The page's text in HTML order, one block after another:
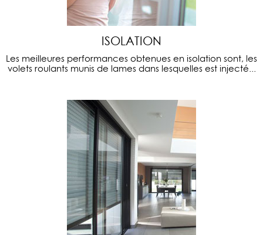
ISOLATION
Les meilleures performances obtenues en isolation sont, les
volets roulants munis de lames dans lesquelles est injecté...